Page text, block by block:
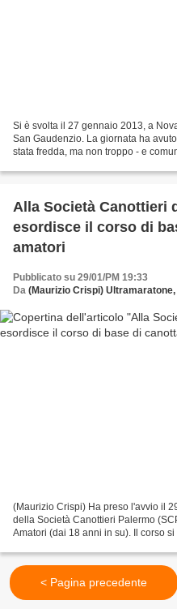
Si è svolta il 27 gennaio 2013, a
San Gaudenzio. La giornata ha
stata fredda, ma non troppo - e
Alla Società Canottieri
esordisce il corso di
amatori
Pubblicato su 29/01/PM 19:33
Da (Maurizio Crispi)
(Maurizio Crispi) Ha preso l'avvio il
della Società Canottieri Palermo
Amatori (dai 18 anni in su). Il corso
< Pagina precedente